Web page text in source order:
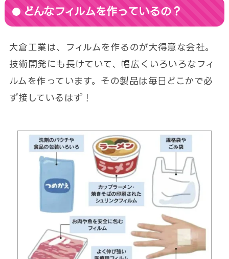
どんなフィルムを作っているの？
大倉工業は、フィルムを作るのが大得意な会社。
技術開発にも長けていて、幅広くいろいろなフィ
ルムを作っています。その製品は毎日どこかで必
ず接しているはず！